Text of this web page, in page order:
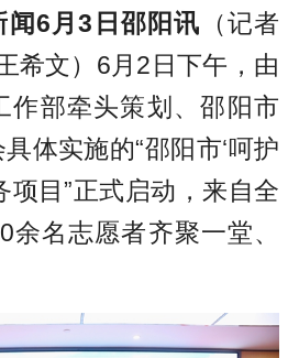
闻6月3日邵阳讯 （记者
希文）6月2日下午，由
作部牵头策划、邵阳市
体实施的“邵阳市‘呵护
项目”正式启动，来自全
名志愿者齐聚一堂、